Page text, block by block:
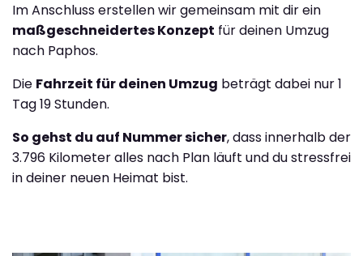
Im Anschluss erstellen wir gemeinsam mit dir ein
maßgeschneidertes Konzept für deinen Umzug
nach Paphos.
Die Fahrzeit für deinen Umzug beträgt dabei nur 1
Tag 19 Stunden.
So gehst du auf Nummer sicher, dass innerhalb der
3.796 Kilometer alles nach Plan läuft und du stressfrei
in deiner neuen Heimat bist.